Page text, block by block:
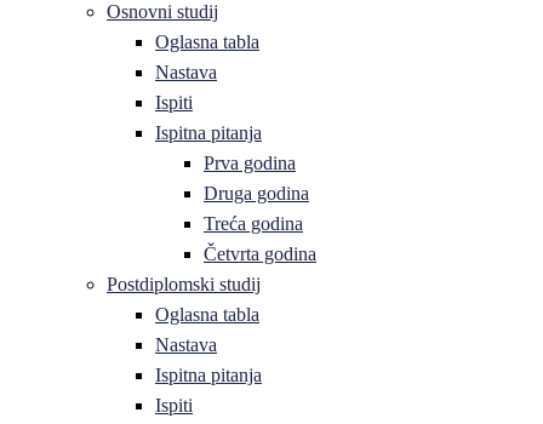
Osnovni studij
Oglasna tabla
Nastava
Ispiti
Ispitna pitanja
Prva godina
Druga godina
Treća godina
Četvrta godina
Postdiplomski studij
Oglasna tabla
Nastava
Ispitna pitanja
Ispiti